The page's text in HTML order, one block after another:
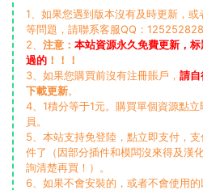
1、如果您遇到版本沒有及時更新，或
等問題，請聯系客服QQ：
2、 注意： 本站資源永久免費更新，
過的 ！！！
3、如果您購買前沒有注冊賬戶， 請自
下載更新。
4、1積分等于1元。購買單個資源點
員。
5、本站支持免登陸，點立即支付，
件了（因部分插件和模闆沒來得及漢
詢清楚再買！）。
6、如果不會安裝的，或者不會使用